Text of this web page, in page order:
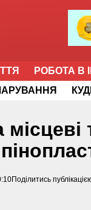
РОБОТА В
Поділитись